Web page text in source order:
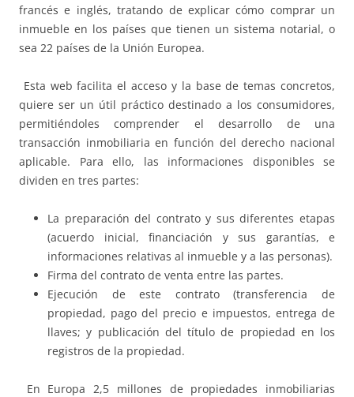
francés e inglés, tratando de explicar cómo comprar un
inmueble en los países que tienen un sistema notarial, o
sea 22 países de la Unión Europea.
Esta web facilita el acceso y la base de temas concretos,
quiere ser un útil práctico destinado a los consumidores,
permitiéndoles comprender el desarrollo de una
transacción inmobiliaria en función del derecho nacional
aplicable. Para ello, las informaciones disponibles se
dividen en tres partes:
La preparación del contrato y sus diferentes etapas
(acuerdo inicial, financiación y sus garantías, e
informaciones relativas al inmueble y a las personas).
Firma del contrato de venta entre las partes.
Ejecución de este contrato (transferencia de
propiedad, pago del precio e impuestos, entrega de
llaves; y publicación del título de propiedad en los
registros de la propiedad.
En Europa 2,5 millones de propiedades inmobiliarias